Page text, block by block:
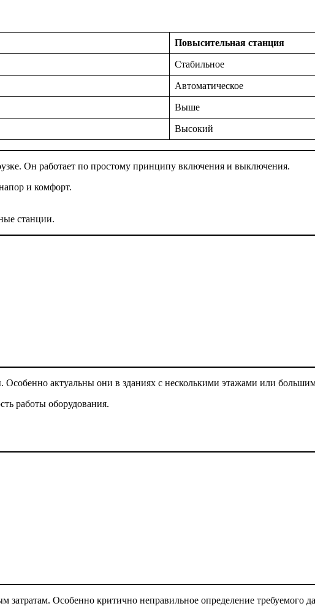
Повысительная станция
Стабильное
Автоматическое
Выше
Высокий
Он работает по простому принципу включения и выключения.
и комфорт.
станции.
Особенно актуальны они в зданиях с несколькими этажами или
работы оборудования.
Особенно критично неправильное определение требуемого